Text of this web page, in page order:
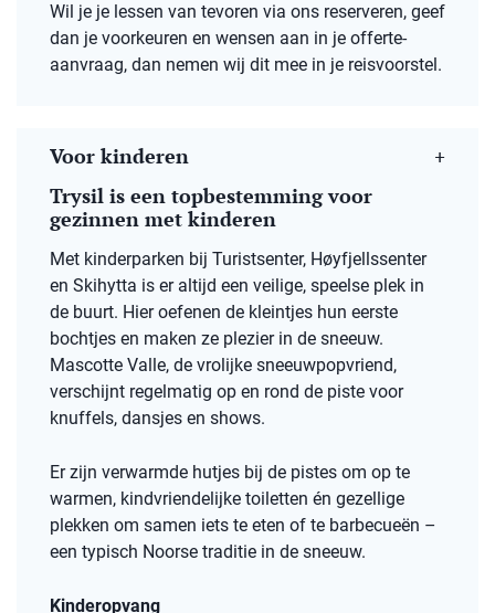
Wil je je lessen van tevoren via ons reserveren, geef
dan je voorkeuren en wensen aan in je offerte-
aanvraag, dan nemen wij dit mee in je reisvoorstel.
Voor kinderen
Trysil is een topbestemming voor
gezinnen met kinderen
Met kinderparken bij Turistsenter, Høyfjellssenter
en Skihytta is er altijd een veilige, speelse plek in
de buurt. Hier oefenen de kleintjes hun eerste
bochtjes en maken ze plezier in de sneeuw.
Mascotte Valle, de vrolijke sneeuwpopvriend,
verschijnt regelmatig op en rond de piste voor
knuffels, dansjes en shows.
Er zijn verwarmde hutjes bij de pistes om op te
warmen, kindvriendelijke toiletten én gezellige
plekken om samen iets te eten of te barbecueën –
een typisch Noorse traditie in de sneeuw.
Kinderopvang